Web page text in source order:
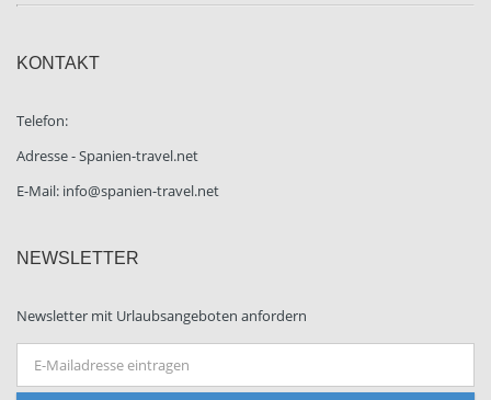
KONTAKT
Telefon:
Adresse - Spanien-travel.net
E-Mail: info@spanien-travel.net
NEWSLETTER
Newsletter mit Urlaubsangeboten anfordern